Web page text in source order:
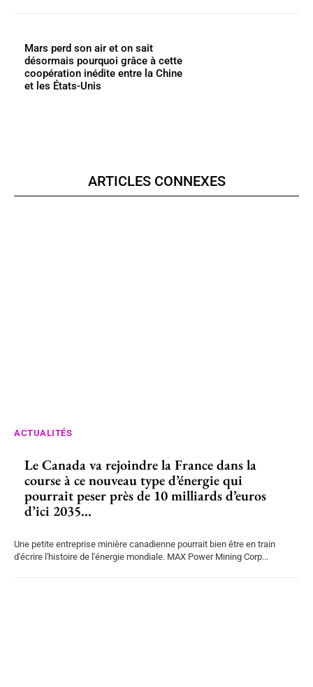
Mars perd son air et on sait
désormais pourquoi grâce à cette
coopération inédite entre la Chine
et les États-Unis
ARTICLES CONNEXES
ACTUALITÉS
Le Canada va rejoindre la France dans la
course à ce nouveau type d’énergie qui
pourrait peser près de 10 milliards d’euros
d’ici 2035...
Une petite entreprise minière canadienne pourrait bien être en train
d'écrire l'histoire de l'énergie mondiale. MAX Power Mining Corp...